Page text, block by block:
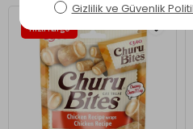
Hızlı Kargo